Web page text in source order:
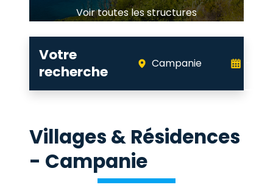
Voir toutes les structures
Votre
recherche
Campanie
Villages & Résidences
- Campanie